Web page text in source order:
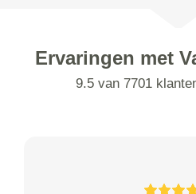
Ervaringen met
9.5 van 7701